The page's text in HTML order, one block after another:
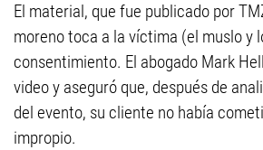
El material, que fue publicado por
moreno toca a la víctima (el muslo y
consentimiento. El abogado Mark
video y aseguró que, después de
del evento, su cliente no había
impropio.